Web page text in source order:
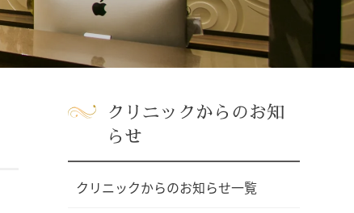
クリニックからのお知
らせ
クリニックからのお知らせ一覧